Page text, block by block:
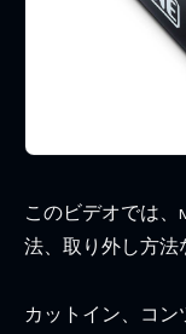
このビデオでは、
法、取り外し方法
カットイン、コ